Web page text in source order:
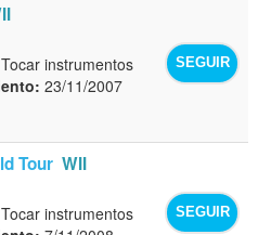
SEGUIR
instrumentos
23/11/2007
Tour WII
SEGUIR
instrumentos